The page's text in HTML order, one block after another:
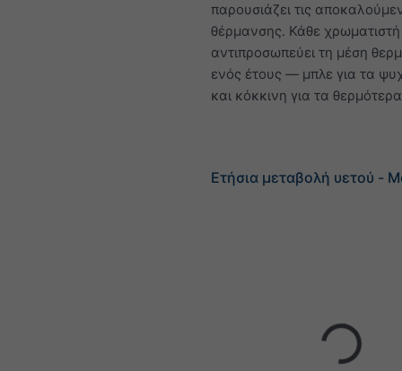
παρουσιάζει τις
θέρμανσης. Κάθε χρωματιστή
αντιπροσωπεύει τη μέση
ενός έτους — μπλε για τα
και κόκκινη για τα
Ετήσια μεταβολή υετού -